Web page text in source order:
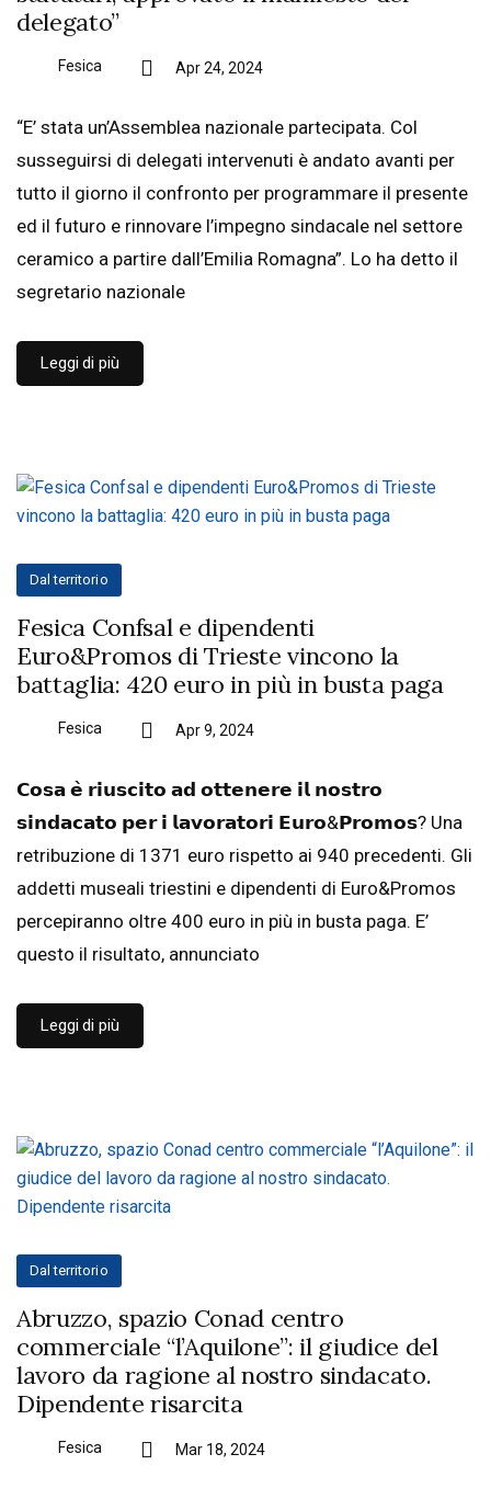
delegato”
Fesica Apr 24, 2024
“E’ stata un’Assemblea nazionale partecipata. Col
susseguirsi di delegati intervenuti è andato avanti per
tutto il giorno il confronto per programmare il presente
ed il futuro e rinnovare l’impegno sindacale nel settore
ceramico a partire dall’Emilia Romagna”. Lo ha detto il
segretario nazionale
Leggi di più
Dal territorio
Fesica Confsal e dipendenti
Euro&Promos di Trieste vincono la
battaglia: 420 euro in più in busta paga
Fesica Apr 9, 2024
𝗖𝗼𝘀𝗮 𝗲̀ 𝗿𝗶𝘂𝘀𝗰𝗶𝘁𝗼 𝗮𝗱 𝗼𝘁𝘁𝗲𝗻𝗲𝗿𝗲 𝗶𝗹 𝗻𝗼𝘀𝘁𝗿𝗼
𝘀𝗶𝗻𝗱𝗮𝗰𝗮𝘁𝗼 𝗽𝗲𝗿 𝗶 𝗹𝗮𝘃𝗼𝗿𝗮𝘁𝗼𝗿𝗶 𝗘𝘂𝗿𝗼&𝗣𝗿𝗼𝗺𝗼𝘀? Una
retribuzione di 1371 euro rispetto ai 940 precedenti. Gli
addetti museali triestini e dipendenti di Euro&Promos
percepiranno oltre 400 euro in più in busta paga. E’
questo il risultato, annunciato
Leggi di più
Dal territorio
Abruzzo, spazio Conad centro
commerciale “l’Aquilone”: il giudice del
lavoro da ragione al nostro sindacato.
Dipendente risarcita
Fesica Mar 18, 2024